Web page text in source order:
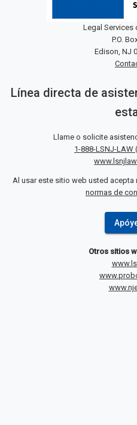
Legal Services
P.O.
Edison, NJ
Línea directa de
Llame o solicite
1-888-LSNJ-LAW (
Al usar este sitio web usted acepta
normas de
Otros sitios